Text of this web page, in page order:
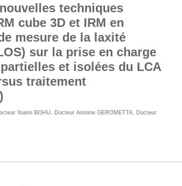
techniques
cube 3D et IRM en
mesure de la laxité
sur la prise en charge
et isolées du LCA
traitement
Yoann BOHU, Docteur Antoine GEROMETTA, Docteur